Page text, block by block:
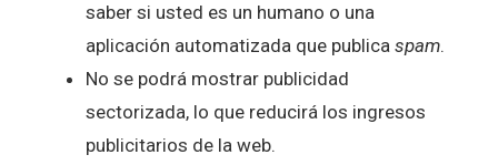
saber si usted es un humano o una
aplicación automatizada que publicaspam.
No se podrá mostrar publicidad
sectorizada, lo que reducirá los ingresos
publicitarios de la web.